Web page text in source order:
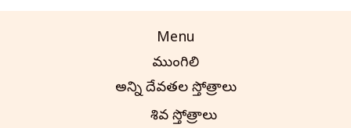
Menu
ముంగిలి
అన్ని దేవతల స్తోత్రాలు
శివ స్తోత్రాలు